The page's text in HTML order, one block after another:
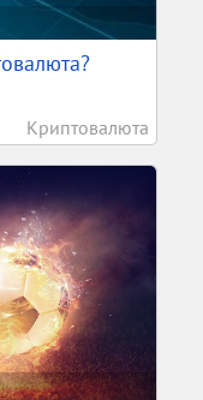
Криптовалюта